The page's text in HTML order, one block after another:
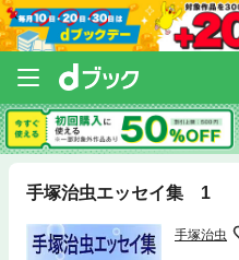
手塚治虫エッセイ集 1
手塚治虫